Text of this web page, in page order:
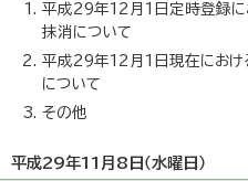
平成29年12月1日定時登録
抹消について
平成29年12月1日現在におけ
について
その他
平成29年11月8日（水曜日）